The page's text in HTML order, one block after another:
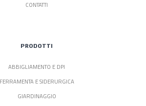
CONTATTI
PRODOTTI
ABBIGLIAMENTO E DPI
FERRAMENTA E SIDERURGICA
GIARDINAGGIO